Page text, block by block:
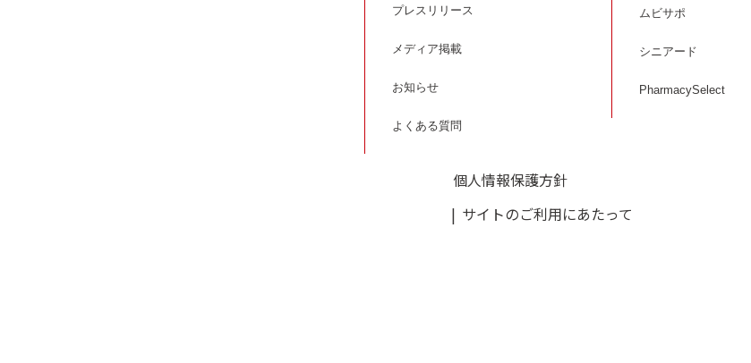
プレスリリース
メディア掲載
お知らせ
よくある質問
ムビサポ
シニアード
PharmacySelect
個人情報保護方針
サイトのご利用にあたって